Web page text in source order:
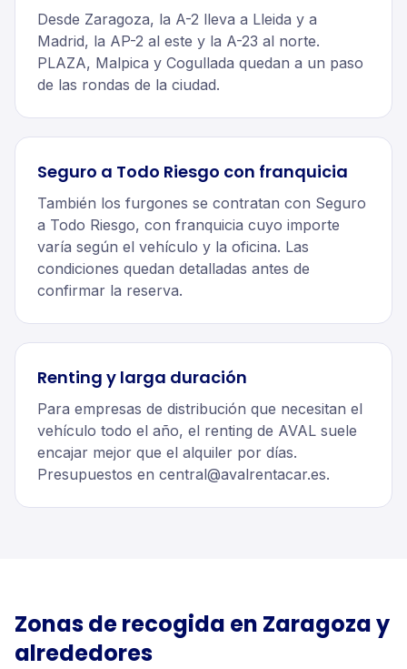
Desde Zaragoza, la A-2 lleva a Lleida y a
Madrid, la AP-2 al este y la A-23 al norte.
PLAZA, Malpica y Cogullada quedan a un paso
de las rondas de la ciudad.
Seguro a Todo Riesgo con franquicia
También los furgones se contratan con Seguro
a Todo Riesgo, con franquicia cuyo importe
varía según el vehículo y la oficina. Las
condiciones quedan detalladas antes de
confirmar la reserva.
Renting y larga duración
Para empresas de distribución que necesitan el
vehículo todo el año, el renting de AVAL suele
encajar mejor que el alquiler por días.
Presupuestos en central@avalrentacar.es.
Zonas de recogida en Zaragozay
alrededores